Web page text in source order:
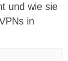
und wie sie
in